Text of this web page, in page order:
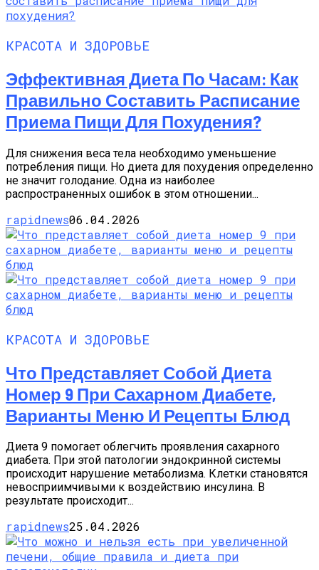
КРАСОТА И ЗДОРОВЬЕ
Эффективная Диета По Часам: Как
Правильно Составить Расписание
Приема Пищи Для Похудения?
Для снижения веса тела необходимо уменьшение
потребления пищи. Но диета для похудения определенно
не значит голодание. Одна из наиболее
распространенных ошибок в этом отношении...
rapidnews06.04.2026
КРАСОТА И ЗДОРОВЬЕ
Что Представляет Собой Диета
Номер 9 При Сахарном Диабете,
Варианты Меню И Рецепты Блюд
Диета 9 помогает облегчить проявления сахарного
диабета. При этой патологии эндокринной системы
происходит нарушение метаболизма. Клетки становятся
невосприимчивыми к воздействию инсулина. В
результате происходит...
rapidnews25.04.2026